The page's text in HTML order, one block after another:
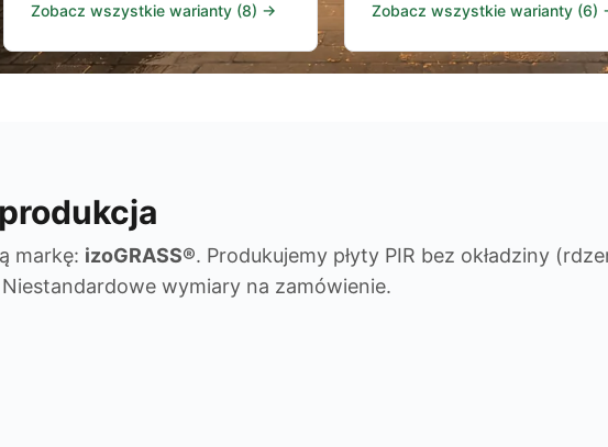
Zobacz wszystkie warianty (8) → Zobacz wszystkie warianty (6)
markę: izoGRASS®. Produkujemy płyty PIR bez okładziny
wymiary na zamówienie.